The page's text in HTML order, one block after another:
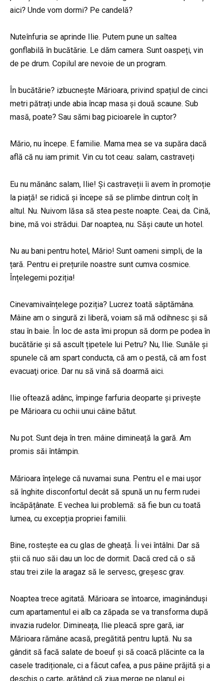
aici? Unde vom dormi? Pe candelă?
Nuteînfuria se aprinde Ilie. Putem pune un saltea
gonflabilă în bucătărie. Le dăm camera. Sunt oaspeți, vin
de pe drum. Copilul are nevoie de un program.
În bucătărie? izbucnește Mărioara, privind spațiul de cinci
metri pătrați unde abia încap masa și două scaune. Sub
masă, poate? Sau sămi bag picioarele în cuptor?
Mărio, nu începe. E familie. Mama mea se va supăra dacă
află că nu iam primit. Vin cu tot ceau: salam, castraveți
Eu nu mănânc salam, Ilie! Și castraveții îi avem în promoție
la piață! se ridică și începe să se plimbe dintrun colț în
altul. Nu. Nuivom lăsa să stea peste noapte. Ceai, da. Cină,
bine, mă voi strădui. Dar noaptea, nu. Săși caute un hotel.
Nu au bani pentru hotel, Mărio! Sunt oameni simpli, de la
țară. Pentru ei prețurile noastre sunt cumva cosmice.
Înțelegemi poziția!
Cinevamivaînțelege poziția? Lucrez toată săptămâna.
Mâine am o singură zi liberă, voiam să mă odihnesc și să
stau în baie. În loc de asta îmi propun să dorm pe podea în
bucătărie și să ascult țipetele lui Petru? Nu, Ilie. Sunăle și
spunele că am spart conducta, că am o pestă, că am fost
evacuaţi orice. Dar nu să vină să doarmă aici.
Ilie oftează adânc, împinge farfuria deoparte și privește
pe Mărioara cu ochii unui câine bătut.
Nu pot. Sunt deja în tren. mâine dimineață la gară. Am
promis săi întâmpin.
Mărioara înțelege că nuvamai suna. Pentru el e mai ușor
să înghite disconfortul decât să spună un nu ferm rudei
încăpățânate. E vechea lui problemă: să fie bun cu toată
lumea, cu excepția propriei familii.
Bine, rostește ea cu glas de gheață. Îi vei întâlni. Dar să
știi că nuo săi dau un loc de dormit. Dacă cred că o să
stau trei zile la aragaz să le servesc, greșesc grav.
Noaptea trece agitată. Mărioara se întoarce, imaginânduși
cum apartamentul ei alb ca zăpada se va transforma după
invazia rudelor. Dimineața, Ilie pleacă spre gară, iar
Mărioara rămâne acasă, pregătită pentru luptă. Nu sa
gândit să facă salate de boeuf și să coacă plăcinte ca la
casele tradiționale, ci a făcut cafea, a pus pâine prăjită și a
deschis o carte, arătând că ziua merge pe planul ei.